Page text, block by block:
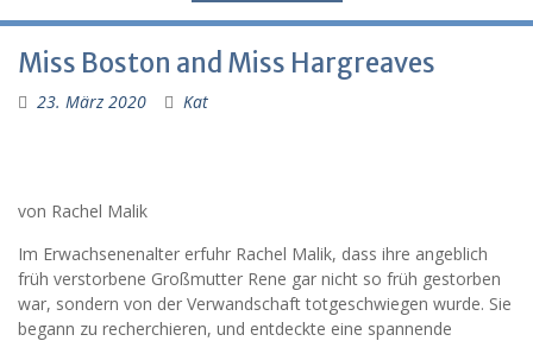
Miss Boston and Miss Hargreaves
23. März 2020 Kat
von Rachel Malik
Im Erwachsenenalter erfuhr Rachel Malik, dass ihre angeblich
früh verstorbene Großmutter Rene gar nicht so früh gestorben
war, sondern von der Verwandschaft totgeschwiegen wurde. Sie
begann zu recherchieren, und entdeckte eine spannende